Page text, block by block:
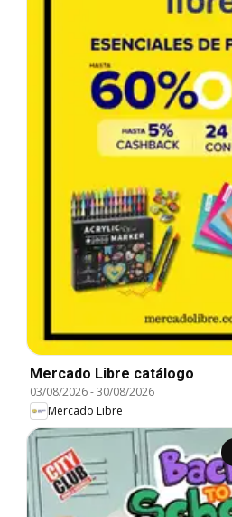
Mercado Libre catálogo
03/08/2026-30/08/2026
Mercado Libre